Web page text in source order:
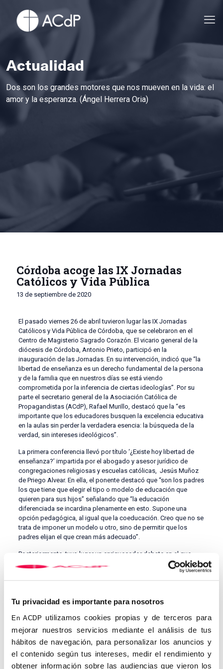
Tu privacidad es importante para nosotros
En ACDP utilizamos cookies propias y de terceros para
mejorar nuestros servicios mediante el análisis de tus
hábitos de navegación, para personalizar los anuncios y
el contenido según tus intereses, medir el rendimiento y
obtener información sobre las audiencias que vieron los
Actualidad
Dos son los grandes motores que nos mueven en la vida: el
amor y la esperanza. (Ángel Herrera Oria)
Córdoba acoge las IX Jornadas
Católicos y Vida Pública
13 de septiembre de 2020
El pasado viernes 26 de abril tuvieron lugar las IX Jornadas
Católicos y Vida Pública de Córdoba, que se celebraron en el
Centro de Magisterio Sagrado Corazón. El vicario general de la
diócesis de Córdoba, Antonio Prieto, participó en la
inauguración de las Jornadas. En su intervención, indicó que “la
libertad de enseñanza es un derecho fundamental de la persona
y de la familia que en nuestros días se está viendo
comprometida por la inferencia de ciertas ideologías”. Por su
parte el secretario general de la Asociación Católica de
Propagandistas (ACdP), Rafael Murillo, destacó que la “es
importante que los educadores busquen la excelencia educativa
en la aulas sin perder la verdadera esencia: la búsqueda de la
verdad, sin intereses ideológicos”.
La primera conferencia llevó por título ‘¿Existe hoy libertad de
enseñanza?’ impartida por el abogado y asesor jurídico de
congregaciones religiosas y escuelas católicas, Jesús Muñoz
de Priego Alvear. En ella, el ponente destacó que “son los padres
los que tiene que elegir el tipo o modelo de educación que
quieren para sus hijos” señalando que “la educación
diferenciada se incardina plenamente en esto. Supone una
opción pedagógica, al igual que la coeducación. Creo que no se
trata de imponer un modelo u otro, sino de permitir que los
padres elijan el que crean más adecuado”.
Posteriormente, tuvo lugar un enriquecedor debate en el que
diversos expertos analizaron los retos y amenazas que sufre
actualmente la libertad de educación en España, incidiendo en la
importancia de ser activos en la vida pública para frenar esta
jornada de la tarde, que fue impartida por el director y profesor
de Proyección Cultural y Social de la Universidad CEU Cardenal
ponente señaló que actualmente “nos encontramos en un
momento en donde la educación está intentando ser
manipulada por diferentes grupos políticos, que piden que la